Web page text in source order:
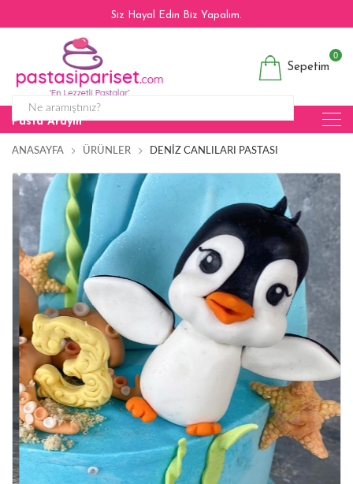
Siz Hayal Edin Biz Yapalım.
Sepetim
0
Pasta Arayın
ANASAYFA ÜRÜNLER DENIZ CANLILARI PASTASI